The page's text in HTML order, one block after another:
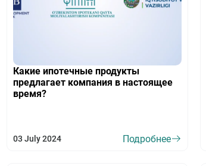
Какие ипотечные продукты
предлагает компания в настоящее
время?
03 July 2024 Подробнее